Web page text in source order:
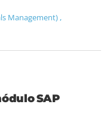
Management) ,
SAP